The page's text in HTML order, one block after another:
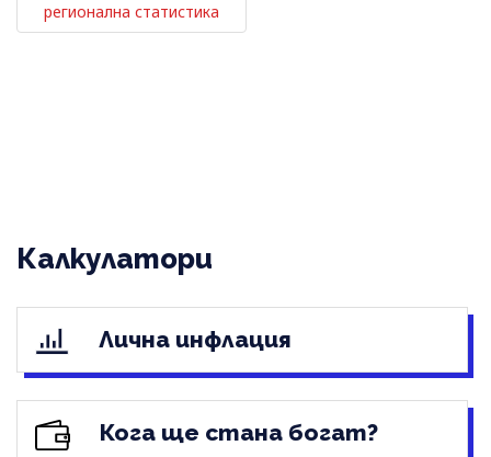
регионална статистика
Калкулатори
Лична инфлация
Кога ще стана богат?